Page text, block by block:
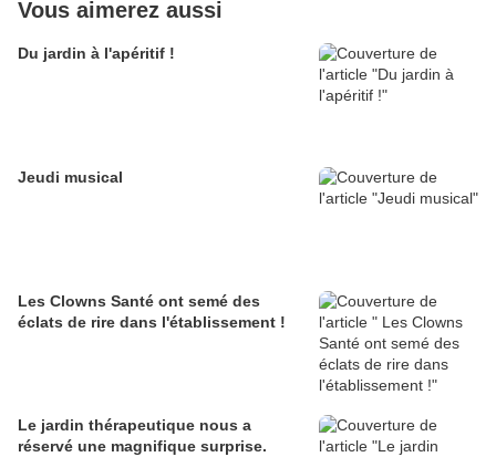
Vous aimerez aussi
Du jardin à l'apéritif !
Jeudi musical
Les Clowns Santé ont semé des
éclats de rire dans l'établissement !
Le jardin thérapeutique nous a
réservé une magnifique surprise.